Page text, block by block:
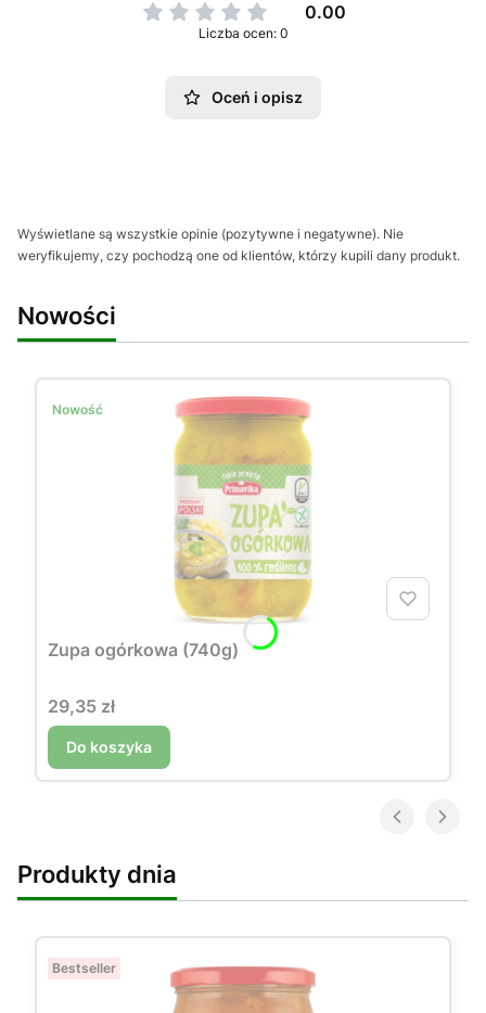
0.00
Liczba ocen: 0
Oceń i opisz
Wyświetlane są wszystkie opinie (pozytywne i negatywne). Nie
weryfikujemy, czy pochodzą one od klientów, którzy kupili dany produkt.
Nowości
Nowość
Zupa ogórkowa (740g)
Cena
29,35 zł
Do koszyka
Produkty dnia
Bestseller